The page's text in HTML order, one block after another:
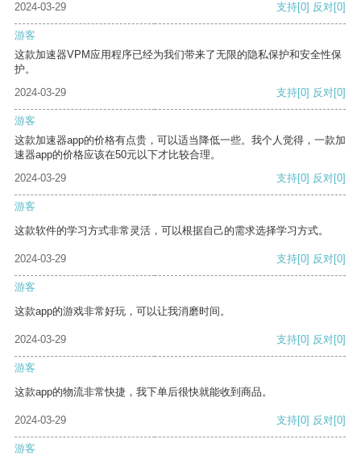
2024-03-29 支持[0] 反对[0]
游客
这款加速器VPM应用程序已经为我们带来了无限的隐私保护和安全性保
护。
2024-03-29
支持[0] 反对[0]
游客
这款加速器app的价格有点贵，可以适当降低一些。我个人觉得，一款加
速器app的价格应该在50元以下才比较合理。
2024-03-29
支持[0] 反对[0]
游客
这款软件的学习方式非常灵活，可以根据自己的需求选择学习方式。
2024-03-29 支持[0] 反对[0]
游客
这款app的游戏非常好玩，可以让我消磨时间。
2024-03-29 支持[0] 反对[0]
游客
这款app的物流非常快捷，我下单后很快就能收到商品。
2024-03-29 支持[0] 反对[0]
游客